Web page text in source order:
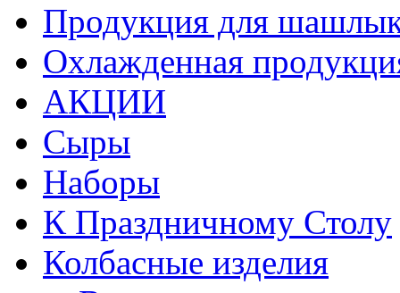
Продукция для
Охлажденная
АКЦИИ
Сыры
Наборы
К Праздничному Столу
Колбасные изделия